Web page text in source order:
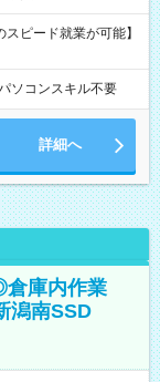
ピード就業が可能】
ソコンスキル不要
詳細へ
庫内作業
潟南SSD